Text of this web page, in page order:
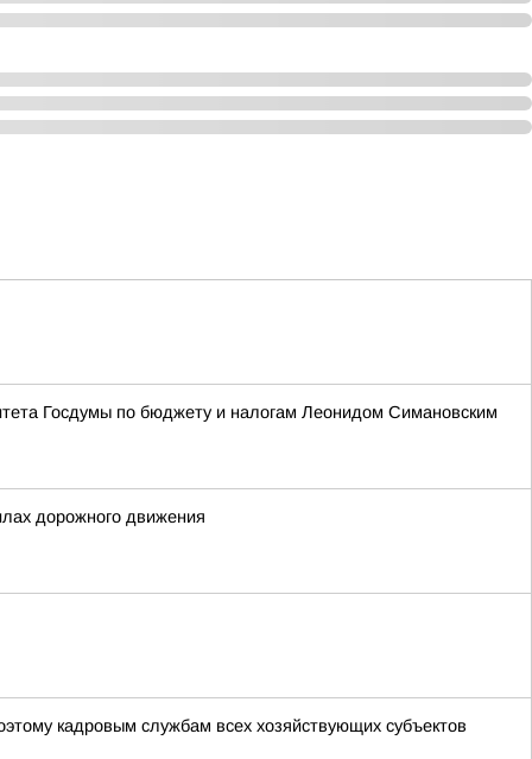
Госдумы по бюджету и налогам Леонидом Симановским
дорожного движения
кадровым службам всех хозяйствующих субъектов